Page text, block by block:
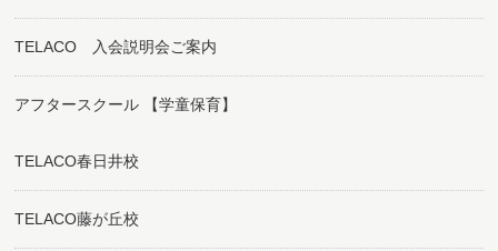
TELACO 入会説明会ご案内
アフタースクール 【学童保育】
TELACO春日井校
TELACO藤が丘校